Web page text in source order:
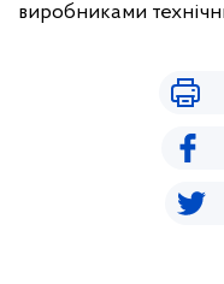
виробниками